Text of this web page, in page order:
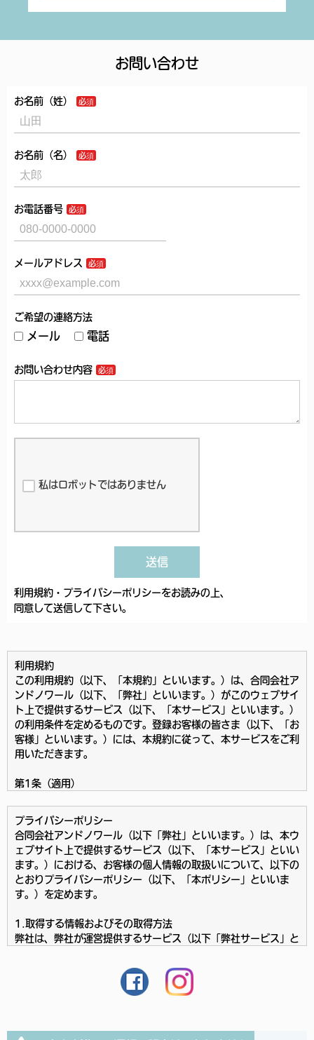
お問い合わせ
お名前（姓）
お名前（名）
お電話番号
メールアドレス
ご希望の連絡方法
メール 電話
お問い合わせ内容
私はロボットではありません
送信
利用規約・プライバシーポリシーをお読みの上、
同意して送信して下さい。
利用規約
この利用規約（以下、「本規約」といいます。）は、合同会社ア
ンドノワール（以下、「弊社」といいます。）がこのウェブサイ
ト上で提供するサービス（以下、「本サービス」といいます。）
の利用条件を定めるものです。登録お客様の皆さま（以下、「お
客様」といいます。）には、本規約に従って、本サービスをご利
用いただきます。
第1条（適用）
2.弊社は本サービスに関し、本規約のほか、ご利用にあたって
のルール等、各種の定め（以下、「個別規定」といいます。）を
することがあります。これら個別規定はその名称のいかんに関わ
らず、本規約の一部を構成するものとします。
3.本規約の規定が前条の個別規定の規定と矛盾する場合には、
個別規定において特段の定めなき限り、個別規定の規定が優先さ
第2条（利用登録）
社の定める方法によって利用登録を申請し、弊社がこれを承認す
ることによって、利用登録が完了するものとします。
2.弊社は、利用登録の申請者に以下の事由があると判断した場
プライバシーポリシー
合同会社アンドノワール（以下「弊社」といいます。）は、本ウ
ェブサイト上で提供するサービス（以下、「本サービス」といい
ます。）における、お客様の個人情報の取扱いについて、以下の
とおりプライバシーポリシー（以下、「本ポリシー」といいま
す。）を定めます。
1.取得する情報およびその取得方法
弊社は、弊社が運営提供するサービス（以下「弊社サービス」と
条第１項に定義される個人情報を意味します。以下同じ。）を適
正な手段により取得いたします。なお、お客様は、本ポリシーに
従った個人情報の取得及び取扱いに同意できない場合、弊社サー